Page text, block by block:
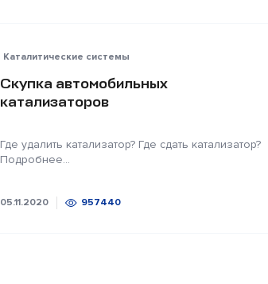
Каталитические системы
Скупка автомобильных
катализаторов
Где удалить катализатор? Где сдать катализатор?
Подробнее...
05.11.2020 957440